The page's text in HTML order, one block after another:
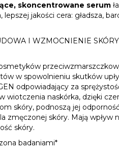
skoncentrowane serum
jakości cera: gładsza,
I WZMOCNIENIE
w spowolnieniu skutków
odpowiadający za
wiotczenia naskórka, dzięki
skóry, podnoszą jej
zmęczonej skóry. Mają
skóry.
badaniami*